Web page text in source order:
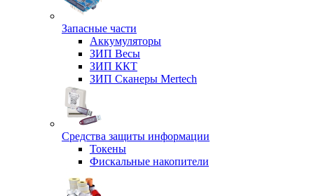
Запасные части
Аккумуляторы
ЗИП Весы
ЗИП ККТ
ЗИП Сканеры Mertech
Средства защиты информации
Токены
Фискальные накопители